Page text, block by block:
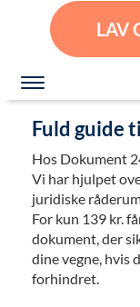
LAV
Fuld guide
Hos Dokument
Vi har hjulpet
juridiske
For kun 139 kr.
dokument, der
dine vegne, hvis
forhindret.